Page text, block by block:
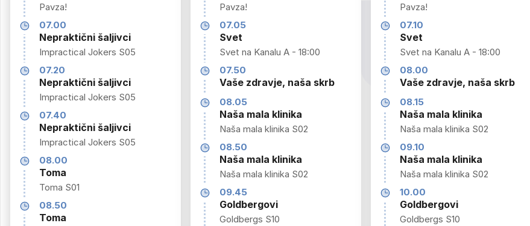
Pavza!
07.00
Nepraktični šaljivci
Impractical Jokers S05
07.20
Nepraktični šaljivci
Impractical Jokers S05
07.40
Nepraktični šaljivci
Impractical Jokers S05
08.00
Toma
Toma S01
08.50
Toma
Pavza!
07.05
Svet
Svet na Kanalu A - 18:00
07.50
Vaše zdravje, naša skrb
08.05
Naša mala klinika
Naša mala klinika S02
08.50
Naša mala klinika
Naša mala klinika S02
09.45
Goldbergovi
Goldbergs S10
Pavza!
07.10
Svet
Svet na Kanalu A - 18:00
08.00
Vaše zdravje, naša skrb
08.15
Naša mala klinika
Naša mala klinika S02
09.10
Naša mala klinika
Naša mala klinika S02
10.00
Goldbergovi
Goldbergs S10